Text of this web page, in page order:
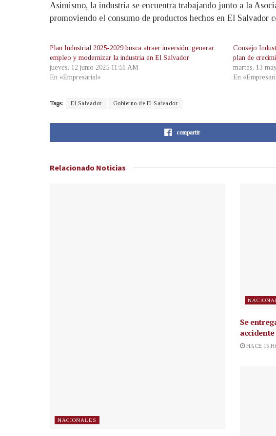
Asimismo, la industria se encuentra trabajando junto a la
promoviendo el consumo de productos hechos en El Salvador
Plan Industrial 2025-2029 busca atraer inversión, generar
empleo y modernizar la industria en El Salvador
jueves, 12 junio 2025 11:51 AM
En «Empresarial»
Consejo
plan de
martes, 13
En
Tags: El Salvador Gobierno de El Salvador
compartir
Relacionado Noticias
NACIONALES
Se
HACE 15